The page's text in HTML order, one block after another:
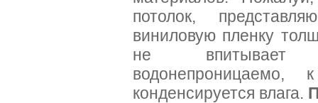
потолок,
виниловую пленку
не впитывает
конденсируется влага.